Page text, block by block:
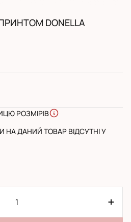
DONELLA
РОЗМІРІВ
НА ДАНИЙ ТОВАР ВІДСУТНІ У